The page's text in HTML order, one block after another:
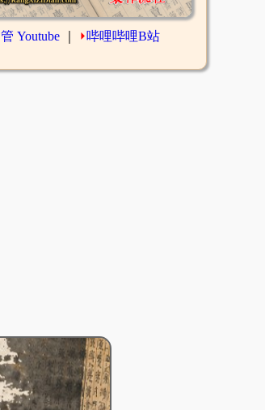
Youtube ⏵哔哩哔哩B站